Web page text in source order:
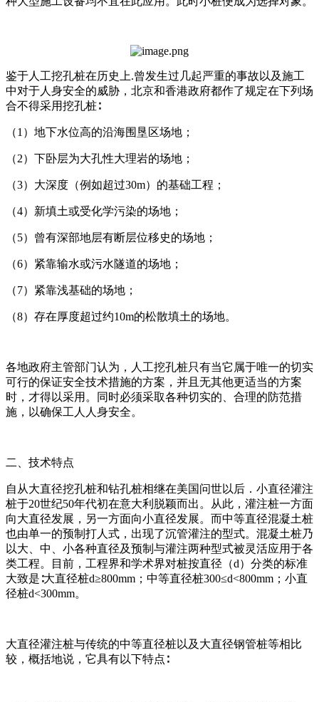
鉴于人工挖孔桩在历史上.曾发生过几起严重的事故以及施工
中对于人身安全的威胁，北京和香港政府都作了规定在下列场
合不得采用挖孔桩∶
（1）地下水位高的沿海围垦区场地；
（2）下卧层为大孔性大理岩的场地；
（3）大深度（例如超过30m）的基础工程；
（4）新填土或受化学污染的场地；
（5）曾有深部地层有断层位移史的场地；
（6）紧靠输水或污水隧道的场地；
（7）紧靠浅基础的场地；
（8）存在厚度超过约10m的松散填土的场地。
各地政府主管部门认为，人工挖孔桩只有当它属于唯一的切实
可行的保证安全技术措施的方案，并且无其他更适当的方案
时，才得以采用。同时必须采取各种切实的、合理的防范措
施，以确保工人人身安全。
二、技术特点
自从大直径挖孔桩和钻孔桩相继在美国问世以后．小直径灌注
桩于20世纪50年代初在意大利脱颖而出。从此，灌注桩一方面
向大直径发展，另一方面向小直径发展。而中等直径混凝土桩
也由单一的预制打人式，出现了沉管灌注的型式。混凝土桩乃
以大、中、小各种直径及预制与灌注两种型式被灵活应用于各
类工程。目前，工程界和学术界对桩按直径（d）分类的标准
大致是∶大直径桩d≥800mm；中等直径桩300≤d<800mm；小直
径桩d<300mm。
大直径灌注桩与传统的中等直径桩以及大直径钢管桩等相比
较，概括地说，它具有以下特点∶